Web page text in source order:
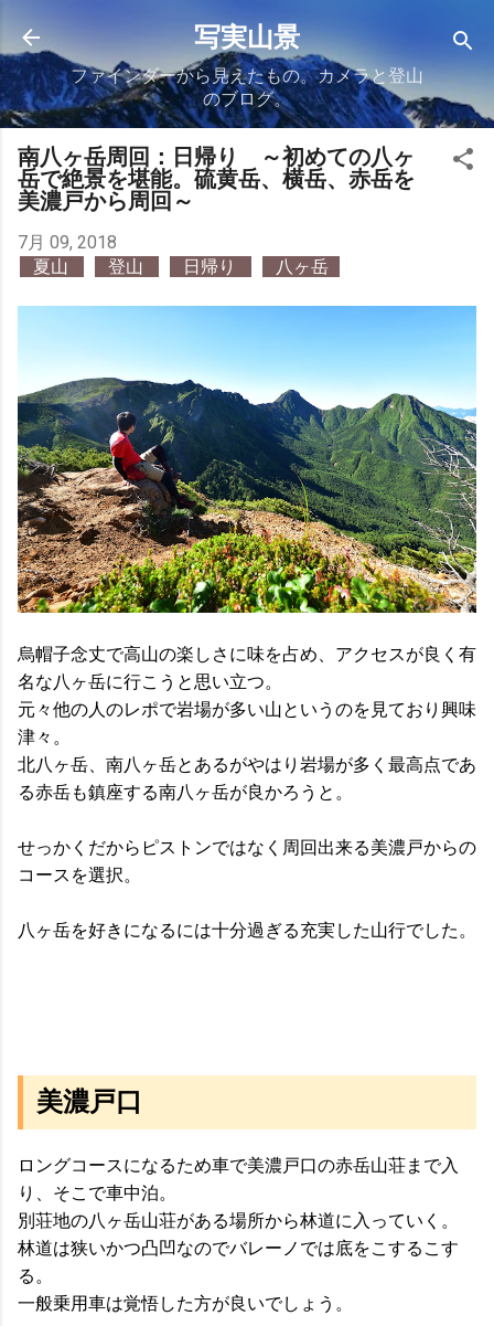
スキップしてメイン コンテンツに移動
写実山景
ファインダーから見えたもの。カメラと登山
のブログ。
南八ヶ岳周回：日帰り ～初めての八ヶ
岳で絶景を堪能。硫黄岳、横岳、赤岳を
美濃戸から周回～
7月 09, 2018
夏山
登山 日帰り 八ヶ岳
烏帽子念丈で高山の楽しさに味を占め、アクセスが良く有
名な八ヶ岳に行こうと思い立つ。
元々他の人のレポで岩場が多い山というのを見ており興味
津々。
北八ヶ岳、南八ヶ岳とあるがやはり岩場が多く最高点であ
る赤岳も鎮座する南八ヶ岳が良かろうと。
せっかくだからピストンではなく周回出来る美濃戸からの
コースを選択。
八ヶ岳を好きになるには十分過ぎる充実した山行でした。
美濃戸口
ロングコースになるため車で美濃戸口の赤岳山荘まで入
り、そこで車中泊。
別荘地の八ヶ岳山荘がある場所から林道に入っていく。
林道は狭いかつ凸凹なのでバレーノでは底をこするこす
る。
一般乗用車は覚悟した方が良いでしょう。